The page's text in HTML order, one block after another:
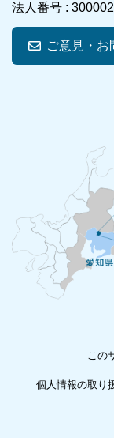
法人番号 :
ご意見・お
この
個人情報の取り